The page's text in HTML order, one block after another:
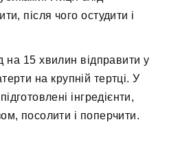
після чого остудити і
на 15 хвилин відправити у
на крупній тертці. У
інгредієнти,
посолити і поперчити.